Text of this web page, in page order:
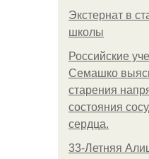
Экстернат в
школы
Российские
Семашко
старения
состояния
сердца.
33-Летняя